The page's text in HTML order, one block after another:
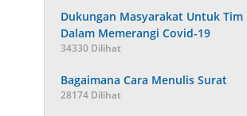
Dukungan Masyarakat Untuk Tim
Dalam Memerangi Covid-19
34330 Dilihat
Bagaimana Cara Menulis Surat
28174 Dilihat